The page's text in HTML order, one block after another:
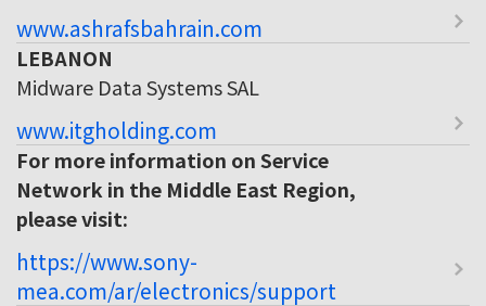
www.ashrafsbahrain.com
LEBANON
Midware Data Systems SAL
www.itgholding.com
For more information on Service
Network in the Middle East Region,
please visit:
https://www.sony-
mea.com/ar/electronics/support